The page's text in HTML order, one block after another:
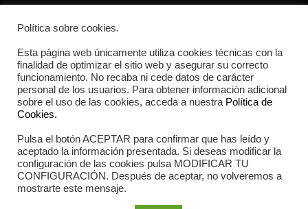
2026 Iberian Sportech © Todos los derechos
reservados.
Política sobre cookies.
Esta página web únicamente utiliza cookies técnicas con la
finalidad de optimizar el sitio web y asegurar su correcto
funcionamiento. No recaba ni cede datos de carácter
personal de los usuarios. Para obtener información adicional
sobre el uso de las cookies, acceda a nuestra Política de
Cookies.
Pulsa el botón ACEPTAR para confirmar que has leído y
aceptado la información presentada. Si deseas modificar la
configuración de las cookies pulsa MODIFICAR TU
CONFIGURACIÓN. Después de aceptar, no volveremos a
mostrarte este mensaje.